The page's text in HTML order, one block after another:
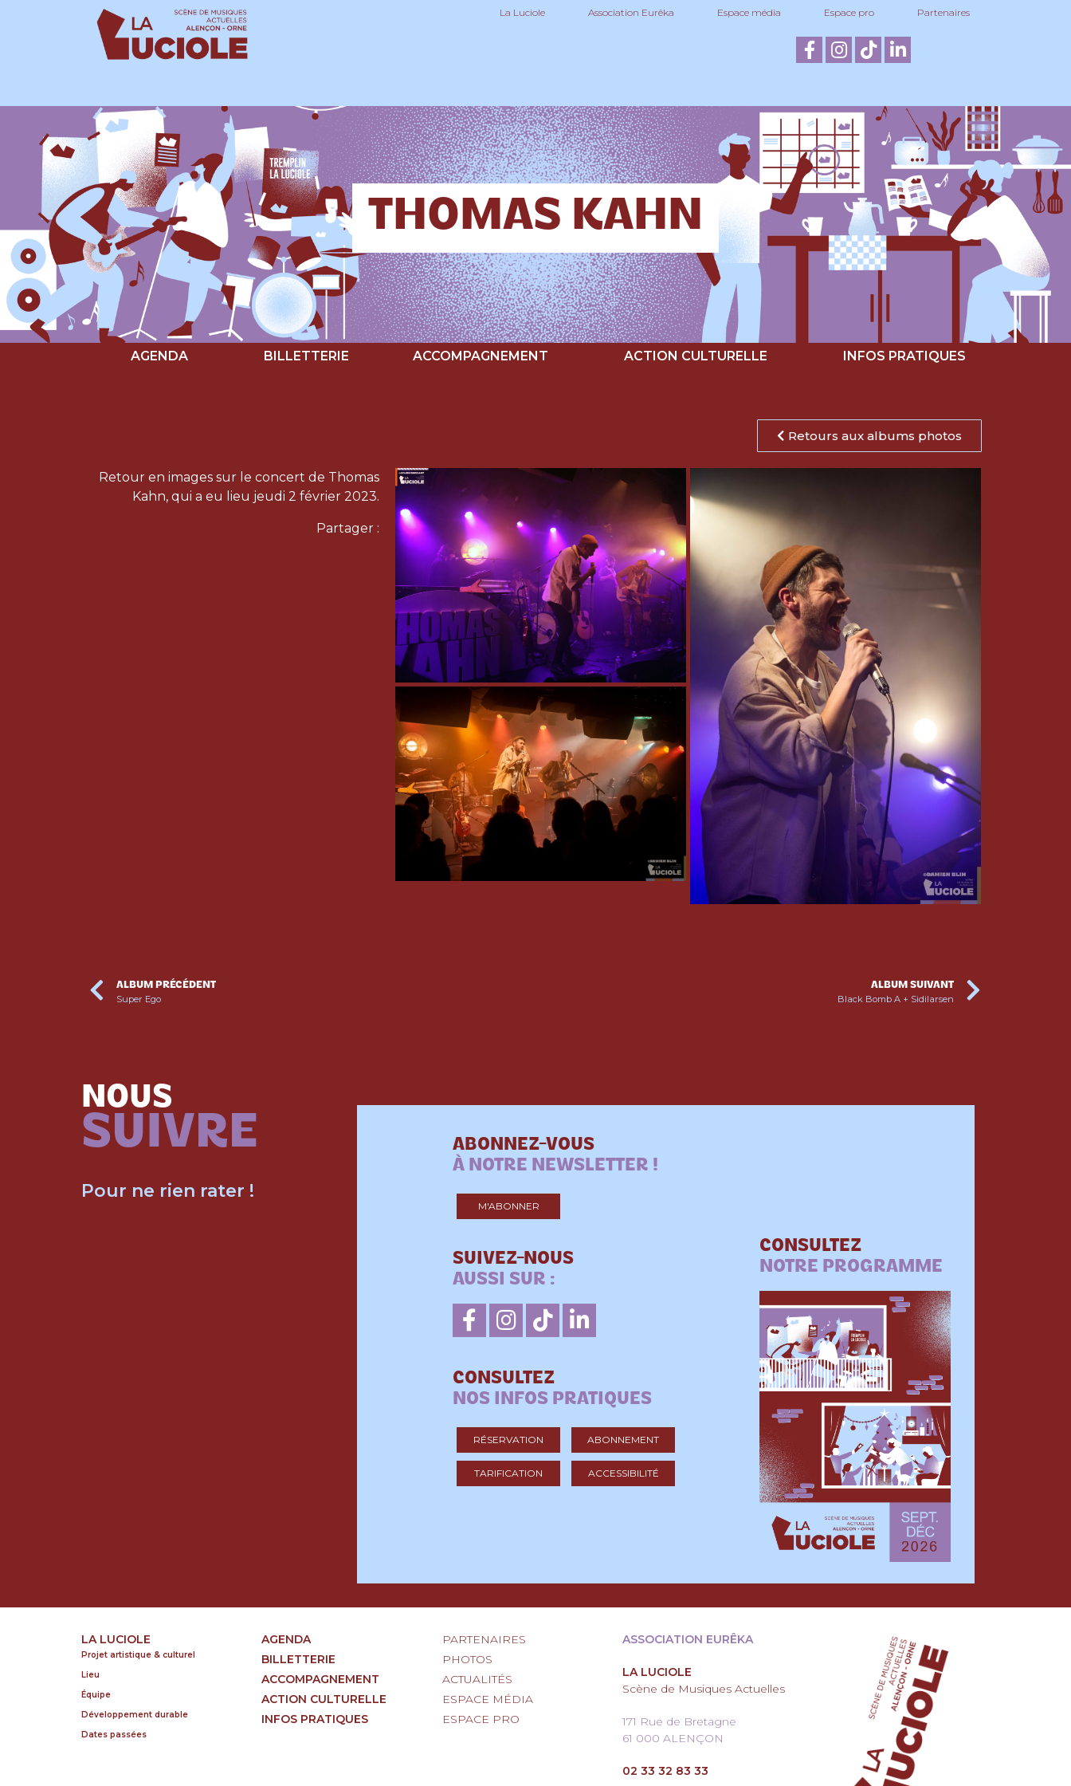
La Luciole Association Eurêka Espace média Espace pro Partenaires
THOMAS KAHN
AGENDA BILLETTERIE ACCOMPAGNEMENT ACTION CULTURELLE INFOS PRATIQUES
Retours aux albums photos
Retour en images sur le concert de Thomas
Kahn, qui a eu lieu jeudi 2 février 2023.
Partager :
ALBUM PRÉCÉDENT
Super Ego
ALBUM SUIVANT
Black Bomb A + Sidilarsen
NOUS
SUIVRE
Pour ne rien rater !
ABONNEZ-VOUS
À NOTRE NEWSLETTER !
M'ABONNER
SUIVEZ-NOUS
AUSSI SUR :
CONSULTEZ
NOS INFOS PRATIQUES
RÉSERVATION ABONNEMENT
TARIFICATION ACCESSIBILITÉ
CONSULTEZ
NOTRE PROGRAMME
LA LUCIOLE
Projet artistique & culturel
Lieu
Équipe
Développement durable
Dates passées
AGENDA
BILLETTERIE
ACCOMPAGNEMENT
ACTION CULTURELLE
INFOS PRATIQUES
PARTENAIRES
PHOTOS
ACTUALITÉS
ESPACE MÉDIA
ESPACE PRO
ASSOCIATION EURÊKA
LA LUCIOLE
Scène de Musiques Actuelles
171 Rue de Bretagne
61 000 ALENÇON
02 33 32 83 33
Panneau de gestion des cookies